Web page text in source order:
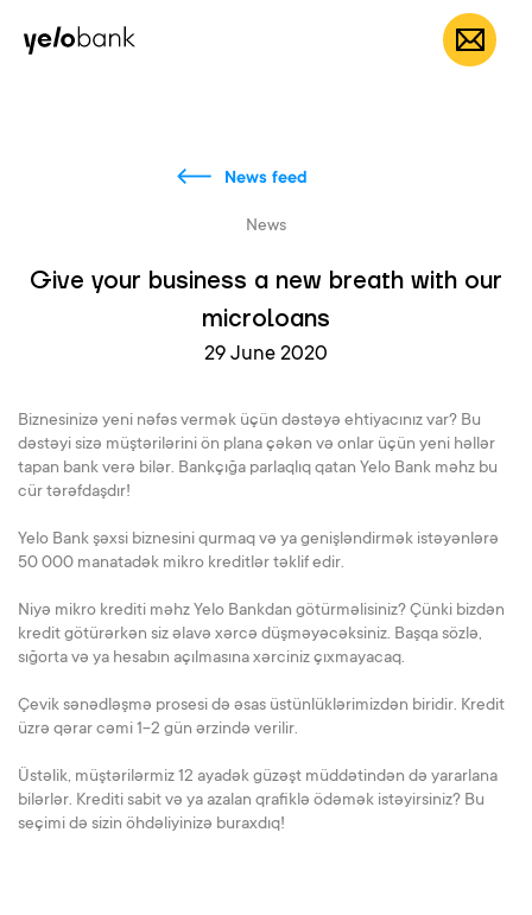
Individuals EN
News feed
News
Give your business a new breath with our
microloans
29 June 2020
Biznesinizə yeni nəfəs vermək üçün dəstəyə ehtiyacınız var? Bu
dəstəyi sizə müştərilərini ön plana çəkən və onlar üçün yeni həllər
tapan bank verə bilər. Bankçığa parlaqlıq qatan Yelo Bank məhz bu
cür tərəfdaşdır!
Yelo Bank şəxsi biznesini qurmaq və ya genişləndirmək istəyənlərə
50 000 manatadək mikro kreditlər təklif edir.
Niyə mikro krediti məhz Yelo Bankdan götürməlisiniz? Çünki bizdən
kredit götürərkən siz əlavə xərcə düşməyəcəksiniz. Başqa sözlə,
sığorta və ya hesabın açılmasına xərciniz çıxmayacaq.
Çevik sənədləşmə prosesi də əsas üstünlüklərimizdən biridir. Kredit
üzrə qərar cəmi 1-2 gün ərzində verilir.
Üstəlik, müştərilərmiz 12 ayadək güzəşt müddətindən də yararlana
bilərlər. Krediti sabit və ya azalan qrafiklə ödəmək istəyirsiniz? Bu
seçimi də sizin öhdəliyinizə buraxdıq!